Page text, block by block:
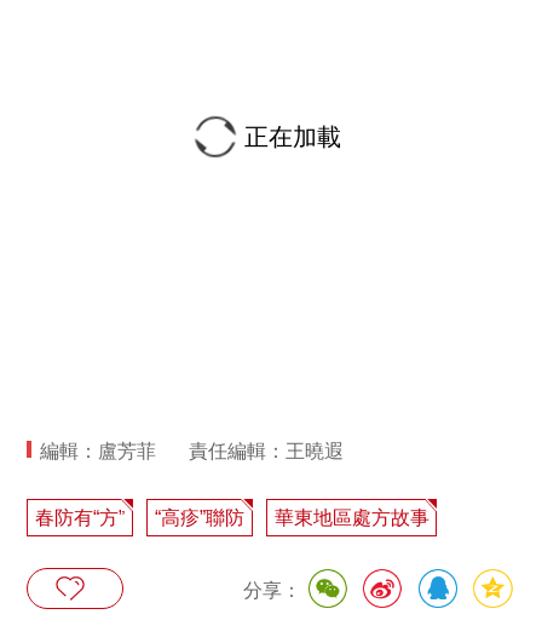
正在加載
編輯：盧芳菲 責任編輯：王曉遐
春防有“方” “高疹”聯防 華東地區處方故事
分享：